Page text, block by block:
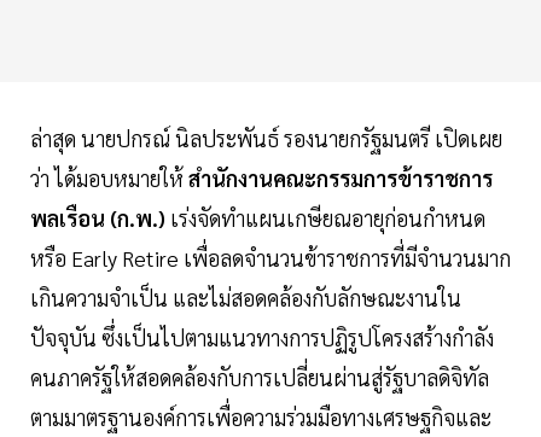
ล่าสุด นายปกรณ์ นิลประพันธ์ รองนายกรัฐมนตรี เปิดเผย
ว่า ได้มอบหมายให้สำนักงานคณะกรรมการข้าราชการ
พลเรือน (ก.พ.) เร่งจัดทำแผนเกษียณอายุก่อนกำหนด
หรือ Early Retire เพื่อลดจำนวนข้าราชการที่มีจำนวนมาก
เกินความจำเป็น และไม่สอดคล้องกับลักษณะงานใน
ปัจจุบัน ซึ่งเป็นไปตามแนวทางการปฏิรูปโครงสร้างกำลัง
คนภาครัฐให้สอดคล้องกับการเปลี่ยนผ่านสู่รัฐบาลดิจิทัล
ตามมาตรฐานองค์การเพื่อความร่วมมือทางเศรษฐกิจและ